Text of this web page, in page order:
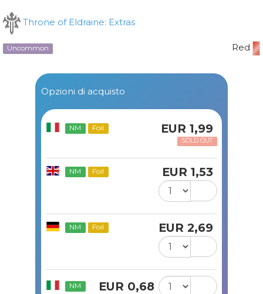
Throne of Eldraine: Extras
Uncommon Red
Opzioni di acquisto
NM Foil EUR 1,99
SOLD OUT
NM Foil EUR 1,53
NM Foil EUR 2,69
NM EUR 0,68